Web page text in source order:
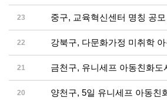
23 중구, 교육혁신센터 명칭 공모
22 강북구, 다문화가정 미취학
21 금천구, 유니세프 아동친화도
20 양천구, 5일 유니세프 아동친